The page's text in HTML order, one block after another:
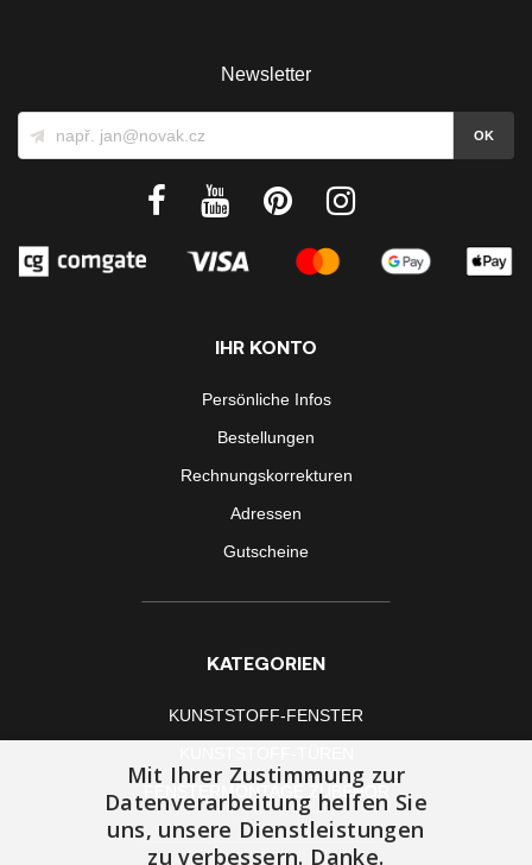
Newsletter
IHR KONTO
Persönliche Infos
Bestellungen
Rechnungskorrekturen
Adressen
Gutscheine
KATEGORIEN
KUNSTSTOFF-FENSTER
FENSTERMONTAGE ZUBEHÖR
Mit Ihrer Zustimmung zur
Datenverarbeitung helfen Sie
uns, unsere Dienstleistungen
zu verbessern. Danke.